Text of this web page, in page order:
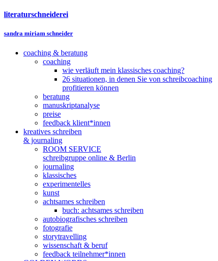
literaturschneiderei
sandra miriam schneider
coaching & beratung
coaching
wie verläuft mein klassisches coaching?
26 situationen, in denen Sie von schreibcoaching
profitieren können
beratung
manuskriptanalyse
preise
feedback klient*innen
kreatives schreiben
& journaling
ROOM SERVICE
schreibgruppe online & Berlin
journaling
klassisches
experimentelles
kunst
achtsames schreiben
buch: achtsames schreiben
autobiografisches schreiben
fotografie
storytravelling
wissenschaft & beruf
feedback teilnehmer*innen